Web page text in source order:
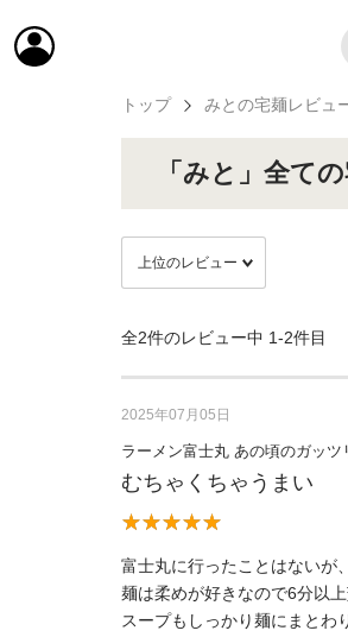
トップ みとの宅麺レビュ
「みと」全て
全2件のレビュー中 1-2件目
2025年07月05日
ラーメン富士丸 あの頃のガッツ
むちゃくちゃうまい
富士丸に行ったことはないが
麺は柔めが好きなので6分以
スープもしっかり麺にまとわ